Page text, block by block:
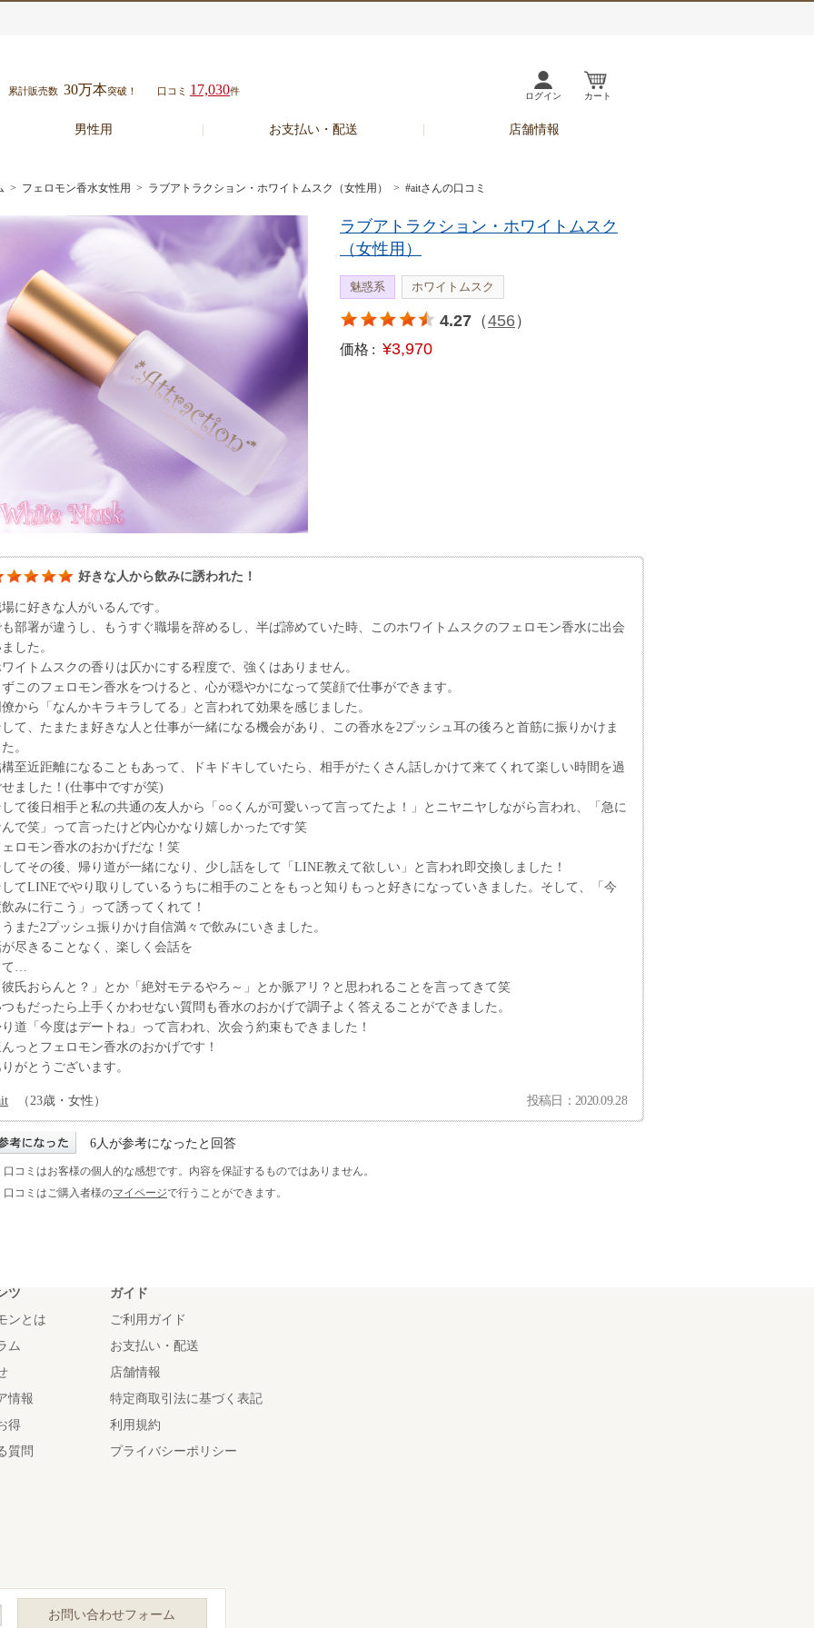
累計販売数 30万本突破！ 口コミ 17,030件 ログイン カート
男性用 お支払い・配送 店舗情報
> フェロモン香水女性用 > ラブアトラクション・ホワイトムスク（女性用） > #aitさんの口コミ
ラブアトラクション・ホワイトムスク
（女性用）
魅惑系 ホワイトムスク
4.27 （456）
価格 : ¥3,970
好きな人から飲みに誘われた！
に好きな人がいるんです。
部署が違うし、もうすぐ職場を辞めるし、半ば諦めていた時、このホワイトムスクのフェロモン香水に出会
した。
イトムスクの香りは仄かにする程度で、強くはありません。
このフェロモン香水をつけると、心が穏やかになって笑顔で仕事ができます。
から「なんかキラキラしてる」と言われて効果を感じました。
て、たまたま好きな人と仕事が一緒になる機会があり、この香水を2プッシュ耳の後ろと首筋に振りかけま
。
至近距離になることもあって、ドキドキしていたら、相手がたくさん話しかけて来てくれて楽しい時間を過
ました！(仕事中ですが笑)
て後日相手と私の共通の友人から「○○くんが可愛いって言ってたよ！」とニヤニヤしながら言われ、「急に
で笑」って言ったけど内心かなり嬉しかったです笑
ロモン香水のおかげだな！笑
てその後、帰り道が一緒になり、少し話をして「LINE教えて欲しい」と言われ即交換しました！
てLINEでやり取りしているうちに相手のことをもっと知りもっと好きになっていきました。そして、「今
みに行こう」って誘ってくれて！
また2プッシュ振りかけ自信満々で飲みにいきました。
尽きることなく、楽しく会話を
て…
氏おらんと？」とか「絶対モテるやろ～」とか脈アリ？と思われることを言ってきて笑
もだったら上手くかわせない質問も香水のおかげで調子よく答えることができました。
道「今度はデートね」って言われ、次会う約束もできました！
っとフェロモン香水のおかげです！
がとうございます。
（23歳・女性） 投稿日：2020.09.28
6人が参考になったと回答
コミはお客様の個人的な感想です。内容を保証するものではありません。
コミはご購入者様のマイページで行うことができます。
ツ
ンとは
ム
情報
得
質問
ガイド
ご利用ガイド
お支払い・配送
店舗情報
特定商取引法に基づく表記
利用規約
プライバシーポリシー
お問い合わせフォーム